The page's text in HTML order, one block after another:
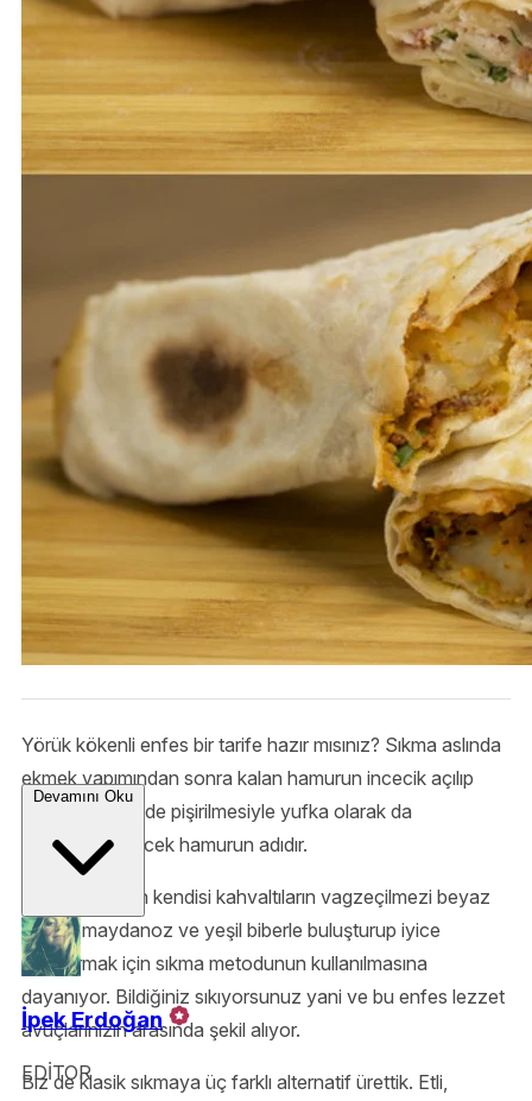
Yörük kökenli enfes bir tarife hazır mısınız? Sıkma aslında
ekmek yapımından sonra kalan hamurun incecik açılıp
yağsız bir şekilde pişirilmesiyle yufka olarak da
nitelendirilebilecek hamurun adıdır.
Fakat sıkmanın kendisi kahvaltıların vagzeçilmezi beyaz
peynir, maydanoz ve yeşil biberle buluşturup iyice
yapıştırmak için sıkma metodunun kullanılmasına
dayanıyor. Bildiğiniz sıkıyorsunuz yani ve bu enfes lezzet
avuçlarınızın arasında şekil alıyor.
Biz de klasik sıkmaya üç farklı alternatif ürettik. Etli,
Devamını Oku
İpek Erdoğan
EDİTOR